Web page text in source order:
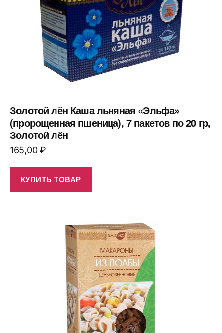
Золотой лён Каша льняная «Эльфа»
(пророщенная пшеница), 7 пакетов по 20 гр,
Золотой лён
165,00₽
КУПИТЬ ТОВАР